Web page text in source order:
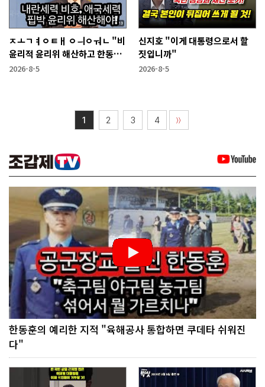
ㅈㅗㄱㅕㅇㅌㅐ ㅇㅢㅇㅝㄴ "비
윤리적 윤리위 해산하고 한동훈
복당 시켜야"
2026-8-5
신지호 "이게 대통령으로서 할
짓입니까"
2026-8-5
1 2 3 4 〉〉
한동훈의 예리한 지적 "육해공사 통합하면 쿠데타 쉬워진
다"